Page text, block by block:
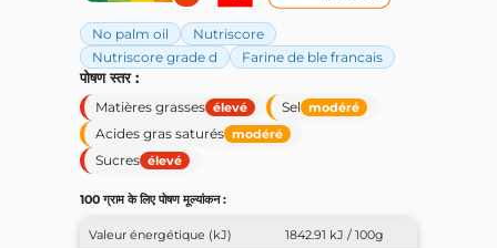
No palm oil
Nutriscore
Nutriscore grade d
Farine de ble francais
पोषण स्तर :
Matières grasses élevé Sel modéré
Acides gras saturés modéré
Sucres élevé
100 ग्राम के लिए पोषण मूल्यांकन :
Valeur énergétique (kJ) 1842.91 kJ / 100g